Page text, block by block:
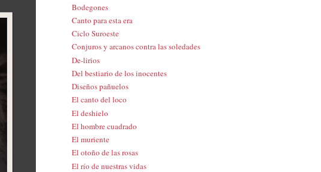
Bodegones
Canto para esta era
Ciclo Suroeste
Conjuros y arcanos contra las soledades
De-lirios
Del bestiario de los inocentes
Diseños pañuelos
El canto del loco
El deshielo
El hombre cuadrado
El muriente
El otoño de las rosas
El río de nuestras vidas